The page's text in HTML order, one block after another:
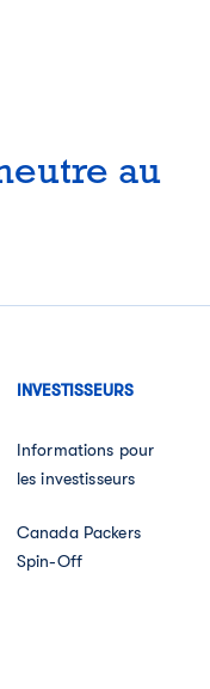
au
INVESTISSEURS
Informations pour
les investisseurs
Canada Packers
Spin-Off